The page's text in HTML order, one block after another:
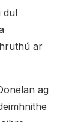
dul
ar
ag